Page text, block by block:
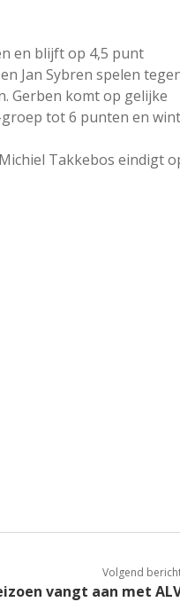
en blijft op 4,5 punt
Jan Sybren spelen
Gerben komt op gelijke
groep tot 6 punten en wint
Takkebos eindigt
Volgend
vangt aan met